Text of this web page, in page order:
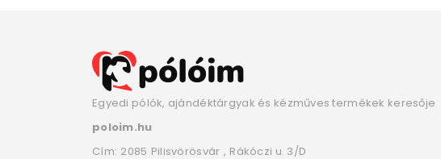
Egyedi pólók, ajándéktárgyak és kézműves termékek keresője
poloim.hu
Cím: 2085 Pilisvörösvár , Rákóczi u. 3/D